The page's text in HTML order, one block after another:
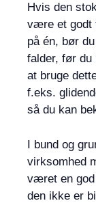
Hvis den
være et godt
på én, bør
falder, før du
at bruge
f.eks.
så du kan
I bund og
virksomhed
været en
den ikke er